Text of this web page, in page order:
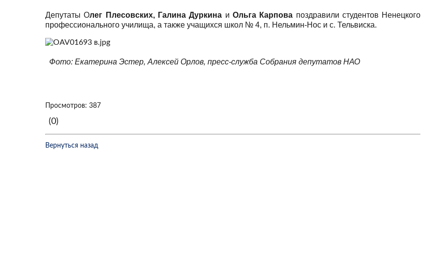
Депутаты Олег Плесовских, Галина Дуркина иОльга Карпова поздравили студентов Ненецкого
профессионального училища, а также учащихся школ № 4, п. Нельмин-Нос и с. Тельвиска.
Фото: Екатерина Эстер, Алексей Орлов, пресс-служба Собрания депутатов НАО
Просмотров: 387
(0)
Вернуться назад